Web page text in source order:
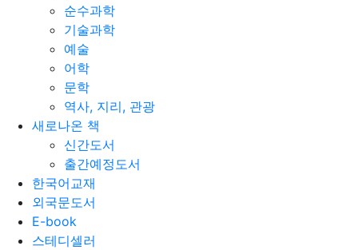
순수과학
기술과학
예술
어학
문학
역사, 지리, 관광
새로나온 책
신간도서
출간예정도서
한국어교재
외국문도서
E-book
스테디셀러